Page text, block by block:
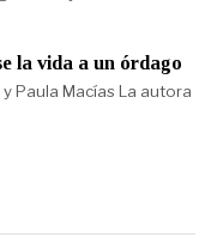
la vida a un órdago
Paula Macías La autora